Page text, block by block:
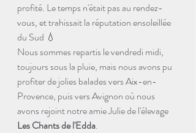
profité. Le temps n'était pas au rendez-
vous, et trahissait la réputation ensoleillée
du Sud 💧
Nous sommes repartis le vendredi midi,
toujours sous la pluie, mais nous avons pu
profiter de jolies balades vers Aix-en-
Provence, puis vers Avignon où nous
avons rejoint notre amie Julie de l'élevage
Les Chants de l'Edda.